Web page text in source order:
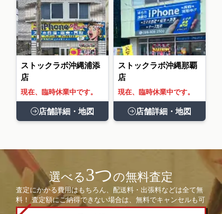
ストックラボ沖縄浦添
店
現在、臨時休業中です。
店舗詳細・地図
ストックラボ沖縄那覇
店
現在、臨時休業中です。
店舗詳細・地図
選べる3つの無料査定
査定にかかる費用はもちろん、配送料・出張料などは全て無
料！ 査定額にご納得できない場合は、無料でキャンセルも可
能です。 まずは、お気軽にお問い合わせください。